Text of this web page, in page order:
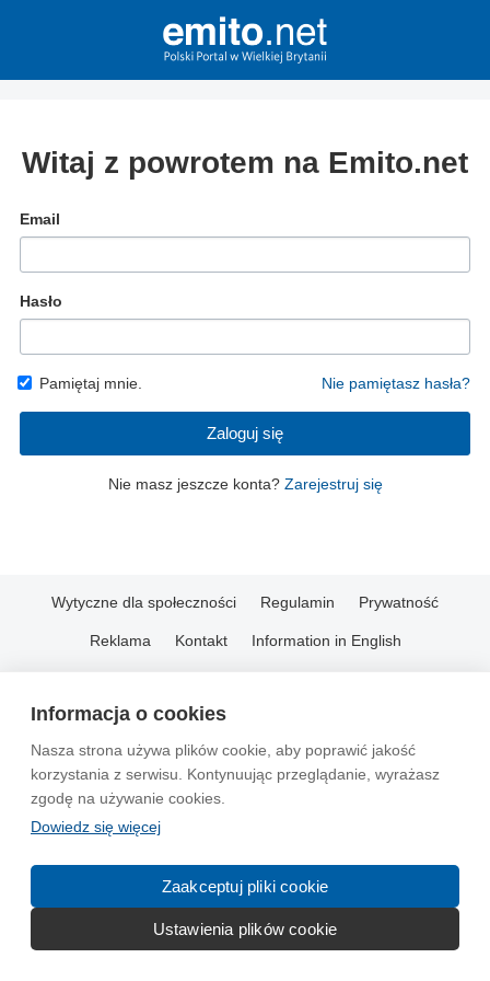
Informacja o cookies
Nasza strona używa plików cookie, aby poprawić jakość
korzystania z serwisu. Kontynuując przeglądanie, wyrażasz
zgodę na używanie cookies.
Dowiedz się więcej
Zaakceptuj pliki cookie
Ustawienia plików cookie
Witaj z powrotem na Emito.net
Email
Hasło
Pamiętaj mnie. Nie pamiętasz hasła?
Zaloguj się
Nie masz jeszcze konta? Zarejestruj się
Wytyczne dla społeczności Regulamin Prywatność
Reklama Kontakt Information in English